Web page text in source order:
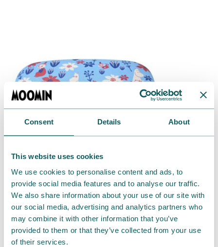
Consent Details About
This website uses cookies
We use cookies to personalise content and ads, to
provide social media features and to analyse our traffic.
We also share information about your use of our site with
our social media, advertising and analytics partners who
may combine it with other information that you’ve
provided to them or that they’ve collected from your use
of their services.